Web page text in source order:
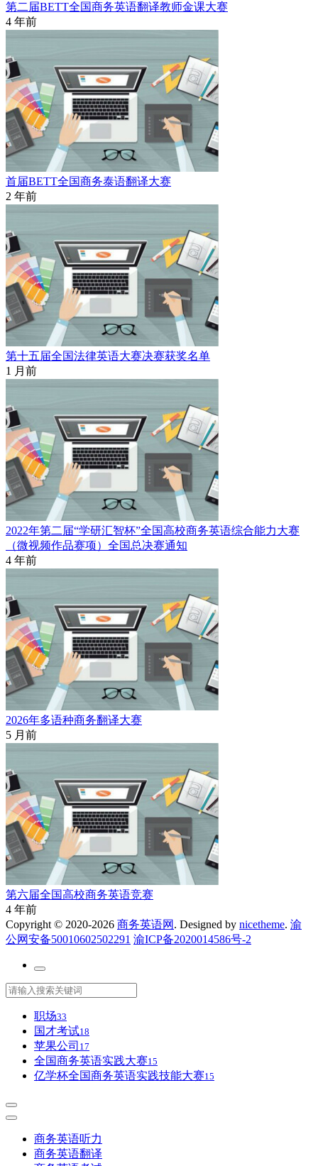
第二届BETT全国商务英语翻译教师金课大赛
4 年前
首届BETT全国商务泰语翻译大赛
2 年前
第十五届全国法律英语大赛决赛获奖名单
1 月前
2022年第二届“学研汇智杯”全国高校商务英语综合能力大赛
（微视频作品赛项）全国总决赛通知
4 年前
2026年多语种商务翻译大赛
5 月前
第六届全国高校商务英语竞赛
4 年前
Copyright © 2020-2026 商务英语网 . Designed by nicetheme. 渝
公网安备50010602502291 渝ICP备2020014586号-2
职场33
国才考试18
苹果公司 17
全国商务英语实践大赛15
亿学杯全国商务英语实践技能大赛15
商务英语听力
商务英语翻译